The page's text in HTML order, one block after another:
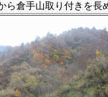
ら倉手山取り付きを長